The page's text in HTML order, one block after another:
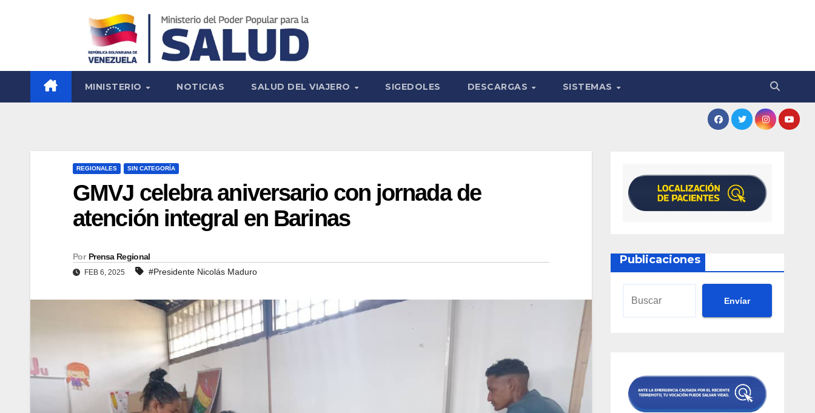
MINISTERIO NOTICIAS SALUD DEL VIAJERO SIGEDOLES DESCARGAS SISTEMAS
REGIONALES SIN CATEGORÍA
GMVJ celebra aniversario con jornada de
atención integral en Barinas
Por Prensa Regional
FEB 6, 2025 #Presidente Nicolás Maduro
Publicaciones
Envíar